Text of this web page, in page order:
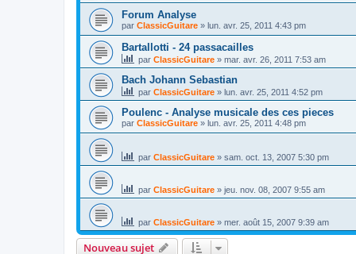
Forum Analyse
par ClassicGuitare » lun. avr. 25, 2011 4:43 pm
Bartallotti - 24 passacailles
par ClassicGuitare » mar. avr. 26, 2011 7:53 am
Bach Johann Sebastian
par ClassicGuitare » lun. avr. 25, 2011 4:52 pm
Poulenc - Analyse musicale des ces pieces
par ClassicGuitare » lun. avr. 25, 2011 4:48 pm
par ClassicGuitare » sam. oct. 13, 2007 5:30 pm
par ClassicGuitare » jeu. nov. 08, 2007 9:55 am
par ClassicGuitare » mer. août 15, 2007 9:39 am
Nouveau sujet